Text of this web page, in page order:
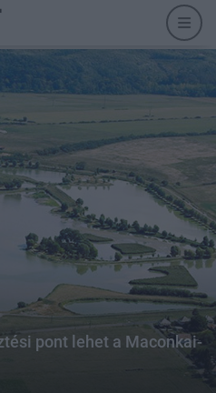
pont lehet a Maconkai-